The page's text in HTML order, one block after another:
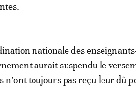
nationale des
aurait suspendu le
toujours pas reçu leur dû